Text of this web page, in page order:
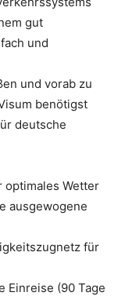
gut
und
und vorab zu
benötigst
deutsche
optimales Wetter
ausgewogene
für
Einreise (90 Tage